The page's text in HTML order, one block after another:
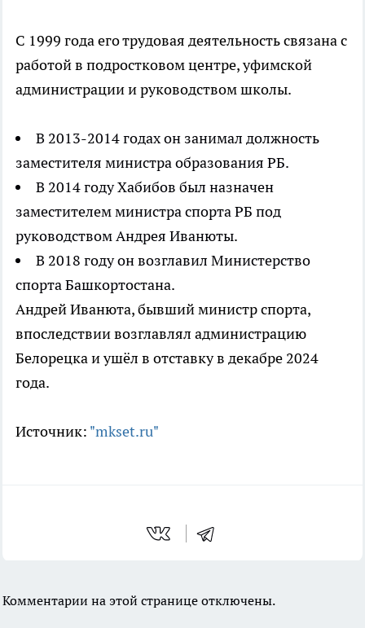
С 1999 года его трудовая деятельность связана с
работой в подростковом центре, уфимской
администрации и руководством школы.
В 2013-2014 годах он занимал должность
заместителя министра образования РБ.
В 2014 году Хабибов был назначен
заместителем министра спорта РБ под
руководством Андрея Иванюты.
В 2018 году он возглавил Министерство
спорта Башкортостана.
Андрей Иванюта, бывший министр спорта,
впоследствии возглавлял администрацию
Белорецка и ушёл в отставку в декабре 2024
года.
Источник: "mkset.ru"
Комментарии на этой странице отключены.